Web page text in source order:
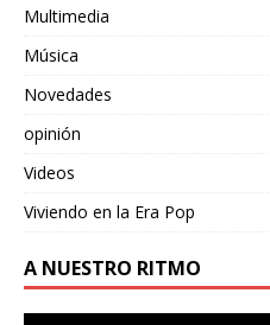
Multimedia
Música
Novedades
opinión
Videos
Viviendo en la Era Pop
A NUESTRO RITMO